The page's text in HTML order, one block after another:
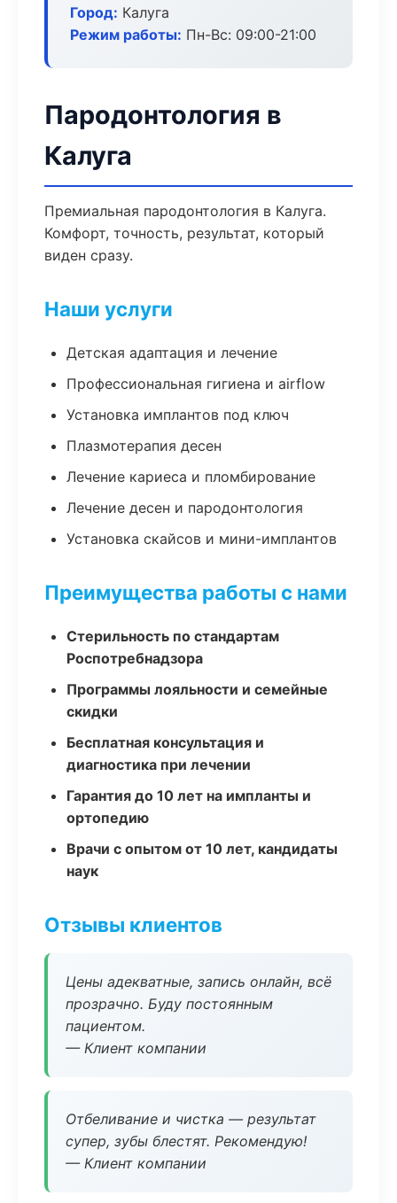
Город: Калуга
Режим работы: Пн-Вс: 09:00-21:00
Пародонтология в
Калуга
Премиальная пародонтология в Калуга.
Комфорт, точность, результат, который
виден сразу.
Наши услуги
Детская адаптация и лечение
Профессиональная гигиена и airflow
Установка имплантов под ключ
Плазмотерапия десен
Лечение кариеса и пломбирование
Лечение десен и пародонтология
Установка скайсов и мини-имплантов
Преимущества работы с нами
Стерильность по стандартам
Роспотребнадзора
Программы лояльности и семейные
скидки
Бесплатная консультация и
диагностика при лечении
Гарантия до 10 лет на импланты и
ортопедию
Врачи с опытом от 10 лет, кандидаты
наук
Отзывы клиентов
Цены адекватные, запись онлайн, всё
прозрачно. Буду постоянным
пациентом.
— Клиент компании
Отбеливание и чистка — результат
супер, зубы блестят. Рекомендую!
— Клиент компании